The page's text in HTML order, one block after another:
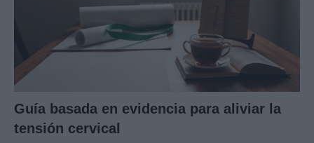
Guía basada en evidencia para aliviar la
tensión cervical